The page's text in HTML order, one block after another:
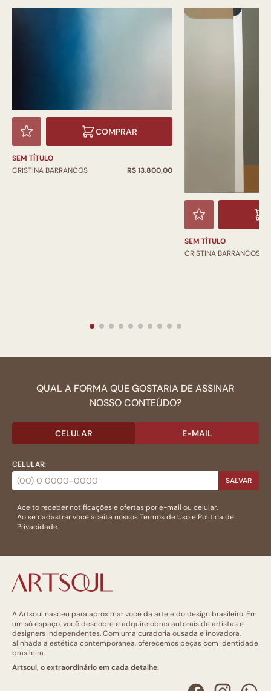
COMPRAR
SEM TÍTULO
CRISTINA BARRANCOS
R$ 13.800,00
SEM TÍTULO
CRISTINA BARRANCOS
QUAL A FORMA QUE GOSTARIA DE ASSINAR
NOSSO CONTEÚDO?
CELULAR E-MAIL
CELULAR:
SALVAR
Aceito receber notificações e ofertas por e-mail ou celular.
Ao se cadastrar você aceita nossosTermos de Usoe Politica de
Privacidade.
A Artsoul nasceu para aproximar você da arte e do design brasileiro. Em
um só espaço, você descobre e adquire obras autorais de artistas e
designers independentes. Com uma curadoria ousada e inovadora,
alinhada à estética contemporânea, oferecemos peças com identidade
brasileira.
Artsoul, o extraordinário em cada detalhe.